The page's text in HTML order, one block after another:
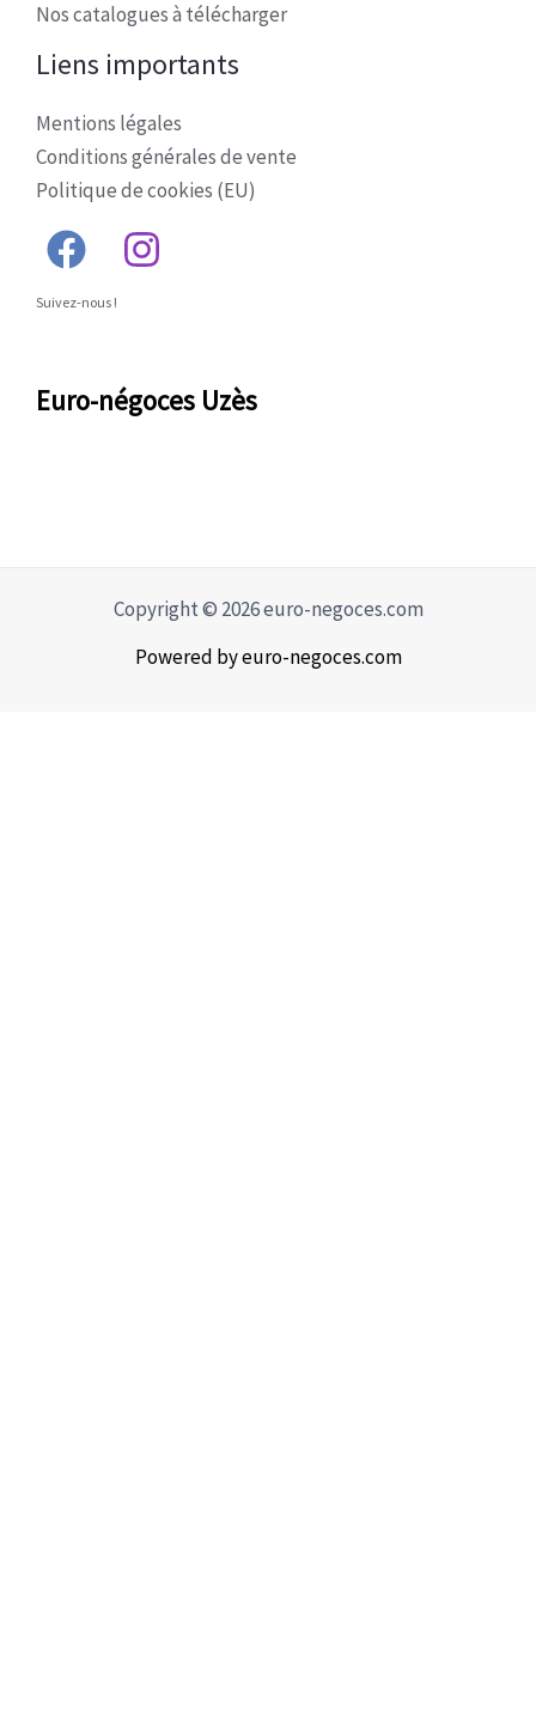
Nos catalogues à télécharger
Liens importants
Mentions légales
Conditions générales de vente
Politique de cookies (EU)
Suivez-nous !
Euro-négoces Uzès
Copyright © 2026 euro-negoces.com
Powered by euro-negoces.com